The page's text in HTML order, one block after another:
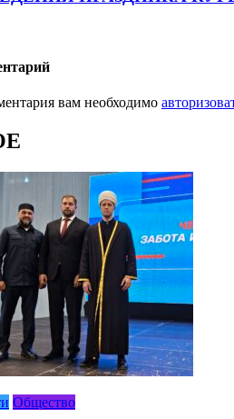
вам необходимо
Общество